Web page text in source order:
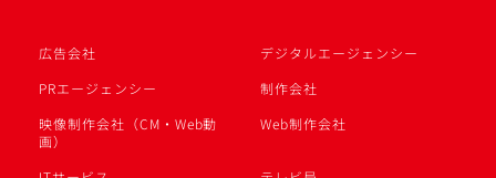
広告会社
デジタルエージェンシー
PRエージェンシー
制作会社
映像制作会社（CM・Web動
画）
Web制作会社